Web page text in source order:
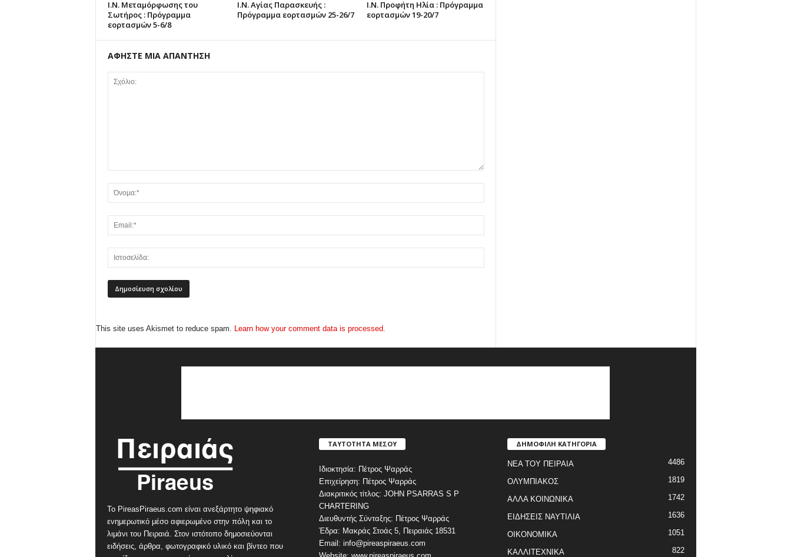
Ι.Ν. Μεταμόρφωσης του
Σωτήρος : Πρόγραμμα
εορτασμών 5-6/8
Ι.Ν. Αγίας Παρασκευής :
Πρόγραμμα εορτασμών 25-26/7
Ι.Ν. Προφήτη Ηλία : Πρόγραμμα
εορτασμών 19-20/7
ΑΦΗΣΤΕ ΜΙΑ ΑΠΑΝΤΗΣΗ
This site uses Akismet to reduce spam. Learn how your comment data is processed.
Το PireasPiraeus.com είναι ανεξάρτητο ψηφιακό
ενημερωτικό μέσο αφιερωμένο στην πόλη και το
λιμάνι του Πειραιά. Στον ιστότοπο δημοσιεύονται
ειδήσεις, άρθρα, φωτογραφικό υλικό και βίντεο που
ΤΑΥΤΟΤΗΤΑ ΜΕΣΟΥ
Ιδιοκτησία: Πέτρος Ψαρράς
Επιχείρηση: Πέτρος Ψαρράς
Διακριτικός τίτλος: JOHN PSARRAS S P
CHARTERING
Διευθυντής Σύνταξης: Πέτρος Ψαρράς
Έδρα: Μακράς Στοάς 5, Πειραιάς 18531
Email: info@pireaspiraeus.com
ΔΗΜΟΦΙΛΗ ΚΑΤΗΓΟΡΙΑ
ΝΕΑ ΤΟΥ ΠΕΙΡΑΙΑ 4486
ΟΛΥΜΠΙΑΚΟΣ 1819
ΑΛΛΑ ΚΟΙΝΩΝΙΚΑ 1742
ΕΙΔΗΣΕΙΣ ΝΑΥΤΙΛΙΑ 1636
ΟΙΚΟΝΟΜΙΚΑ 1051
ΚΑΛΛΙΤΕΧΝΙΚΑ 822